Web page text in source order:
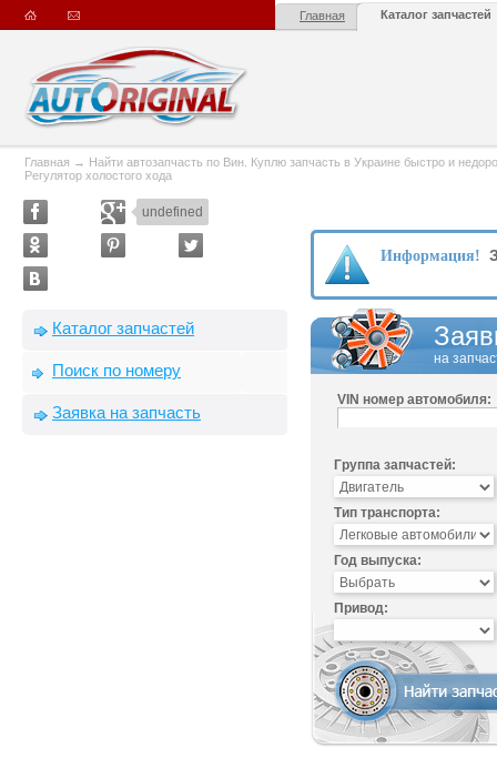
Главная Каталог запчастей
Главная → Найти автозапчасть по Вин. Куплю запчасть в Украине быстро и
Регулятор холостого хода
undefined
Каталог запчастей
Поиск по номеру
Заявка на запчасть
Информация!
на
VIN номер автомобиля:
Группа запчастей:
Тип транспорта:
Год выпуска:
Привод: